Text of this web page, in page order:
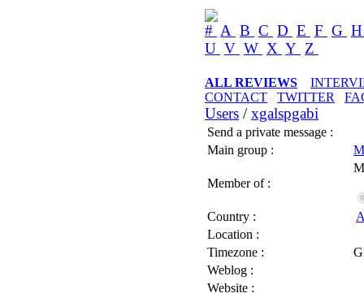
# A B C D E F G
U V W X Y Z
ALL REVIEWS
CONTACT
TWITTER
Users /xgalspgabi
Send a private message :
Main group :
Member of :
Country :
Location :
Timezone :
Weblog :
Website :